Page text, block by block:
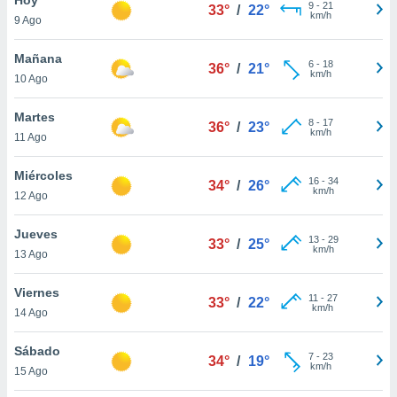
y
en
más
de
9 Ago
33° / 22° 9- 21
km/h
Mañana
10 Ago
36° / 21° 6- 18
km/h
Martes
11 Ago
36° / 23° 8- 17
km/h
Miércoles
12 Ago
34° / 26° 16- 34
km/h
Jueves
13 Ago
33° / 25° 13- 29
km/h
Viernes
14 Ago
33° / 22° 11 - 27
km/h
Sábado
15 Ago
34° / 19° 7- 23
km/h